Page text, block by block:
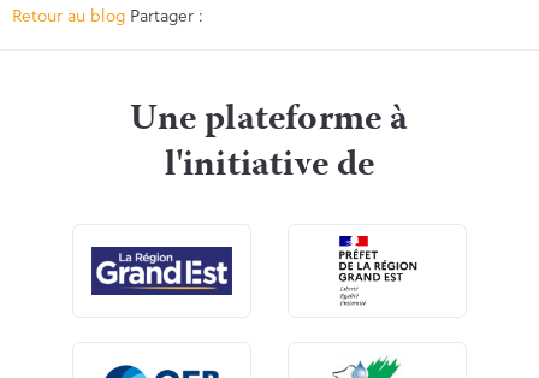
Retour au blog Partager :
Une plateforme à
l'initiative de